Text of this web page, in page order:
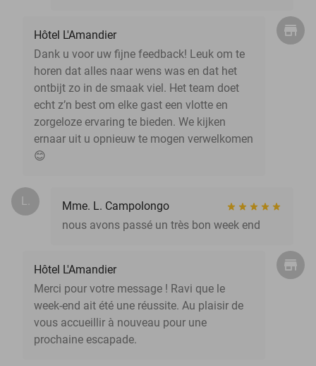
Hôtel L'Amandier
Dank u voor uw fijne feedback! Leuk om te
horen dat alles naar wens was en dat het
ontbijt zo in de smaak viel. Het team doet
echt z’n best om elke gast een vlotte en
zorgeloze ervaring te bieden. We kijken
ernaar uit u opnieuw te mogen verwelkomen
😊
L.
Mme. L. Campolongo
nous avons passé un très bon week end
Hôtel L'Amandier
Merci pour votre message ! Ravi que le
week-end ait été une réussite. Au plaisir de
vous accueillir à nouveau pour une
prochaine escapade.